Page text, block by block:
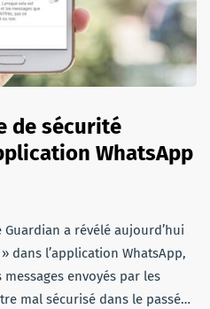
de sécurité
WhatsApp
a révélé aujourd’hui
dans l’application WhatsApp,
envoyés par les
mal sécurisé dans le passé…